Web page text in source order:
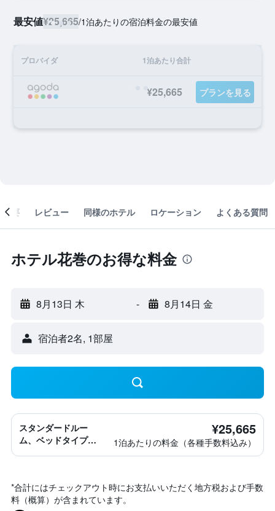
最安値¥25,665/1泊あたりの宿泊料金の最安値
プロバイダ 1泊あたり合計
¥25,665 プランを見る
概要 レビュー 同様のホテル ロケーション よくある質問
ホテル花巻のお得な料金
8月13日 木 - 8月14日 金
宿泊者2名, 1​部屋
スタンダードルー
ム、ベッドタイプ情
¥25,665
1泊あたりの料金（各種手数料込み）
*合計にはチェックアウト時にお支払いいただく地方税および手数
料（概算）が含まれています。